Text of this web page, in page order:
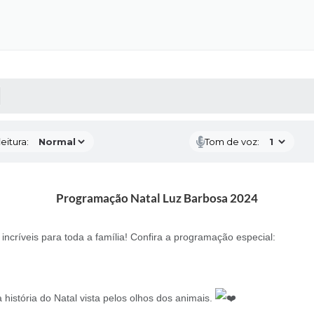
MÍDIAS
Tom de voz:
Programação Natal Luz Barbosa 2024
para toda a família! Confira a programação especial:
do Natal vista pelos olhos dos animais.